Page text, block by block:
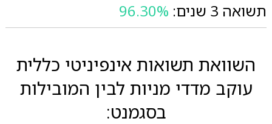
תשואה 3 שנים:
96.30%
השוואת תשואות אינפיניטי כללית
עוקב מדדי מניות לבין המובילות
בסגמנט: